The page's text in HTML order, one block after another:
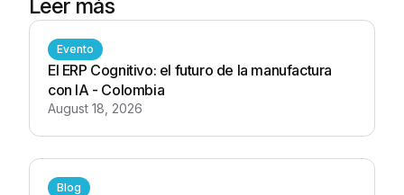
Leer más
Evento
El ERP Cognitivo: el futuro de la manufactura
con IA - Colombia
August 18, 2026
Blog